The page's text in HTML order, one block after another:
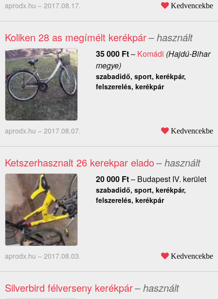
aprodx.hu – 2017.08.17. Kedvencekbe
Koliken 28 as megímélt kerékpár– használt
35 000 Ft– Komádi (Hajdú-Bihar
megye)
szabadidő, sport, kerékpár,
felszerelés, kerékpár
aprodx.hu – 2017.08.07. Kedvencekbe
Ketszerhasznalt 26 kerekpar elado– használt
20 000 Ft– Budapest IV. kerület
szabadidő, sport, kerékpár,
felszerelés, kerékpár
aprodx.hu – 2017.08.03. Kedvencekbe
Silverbird félverseny kerékpár– használt